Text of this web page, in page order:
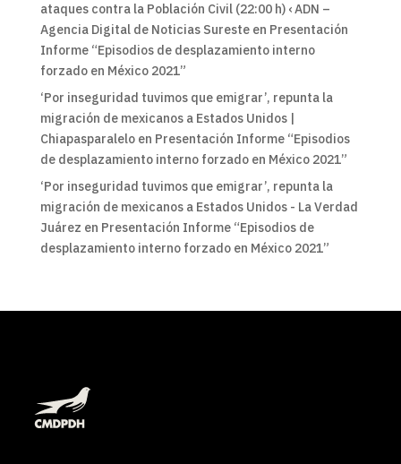
ataques contra la Población Civil (22:00 h) ‹ ADN –
Agencia Digital de Noticias Suresteen Presentación
Informe “Episodios de desplazamiento interno
forzado en México 2021”
‘Por inseguridad tuvimos que emigrar’, repunta la
migración de mexicanos a Estados Unidos |
Chiapasparaleloen Presentación Informe “Episodios
de desplazamiento interno forzado en México 2021”
‘Por inseguridad tuvimos que emigrar’, repunta la
migración de mexicanos a Estados Unidos - La Verdad
Juárez en Presentación Informe “Episodios de
desplazamiento interno forzado en México 2021”